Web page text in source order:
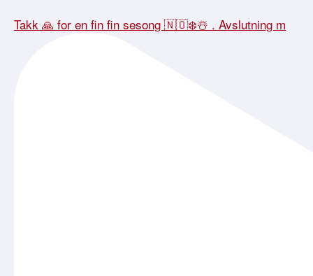
Takk 🙏 for en fin fin sesong 🇳🇴❄️☃️ . Avslutning m